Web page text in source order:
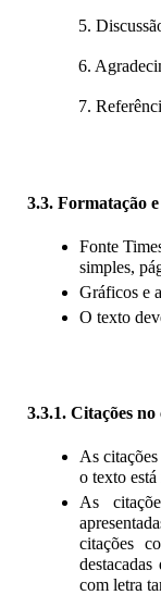
5.
6.
7.
3.3. Formatação
Fonte
simples,
Gráficos e
O texto
3.3.1. Citações
As
o texto
As
citações
com letra